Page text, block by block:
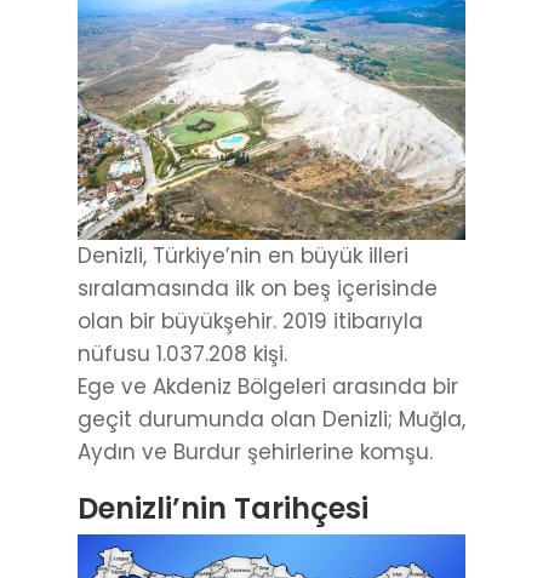
Denizli, Türkiye’nin en büyük illeri
sıralamasında ilk on beş içerisinde
olan bir büyükşehir. 2019 itibarıyla
nüfusu 1.037.208 kişi.
Ege ve Akdeniz Bölgeleri arasında bir
geçit durumunda olan Denizli; Muğla,
Aydın ve Burdur şehirlerine komşu.
Denizli’nin Tarihçesi